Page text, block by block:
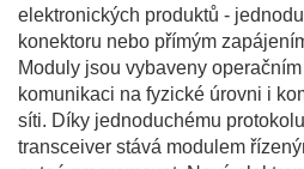
elektronických produktů -
konektoru nebo přímým
Moduly jsou vybaveny
komunikaci na fyzické úrovni i
síti. Díky jednoduchému
transceiver stává modulem